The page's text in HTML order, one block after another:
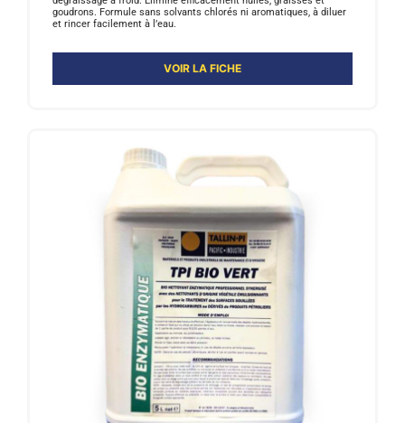
goudrons. Formule sans solvants chlorés ni aromatiques, à diluer
et rincer facilement à l’eau.
VOIR LA FICHE